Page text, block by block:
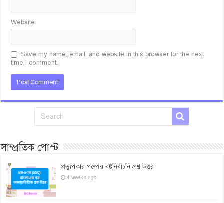
Website
Save my name, email, and website in this browser for the next
time I comment.
সাম্প্রতিক পোস্ট
প্রত্যুপকার গল্পের বহুনির্বাচনি প্রশ্ন উত্তর
4 weeks ago